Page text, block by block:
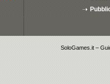
SoloGames.it –